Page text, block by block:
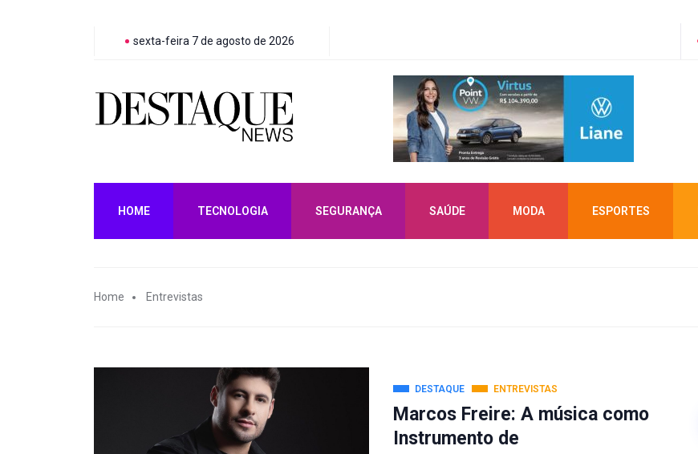
sexta-feira 7 de agosto de 2026
HOME TECNOLOGIA SEGURANÇA SAÚDE MODA ESPORTES
Home Entrevistas
DESTAQUE ENTREVISTAS
Marcos Freire: A música como
Instrumento de